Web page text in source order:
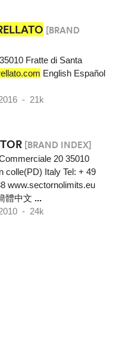
[BRAND
Fratte di Santa
English Español
- 21k
[BRAND INDEX]
20 35010
colle(PD) Italy Tel: + 49
www.sectornolimits.eu
體中文 ...
- 24k